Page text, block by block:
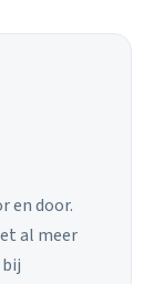
en door.
al meer